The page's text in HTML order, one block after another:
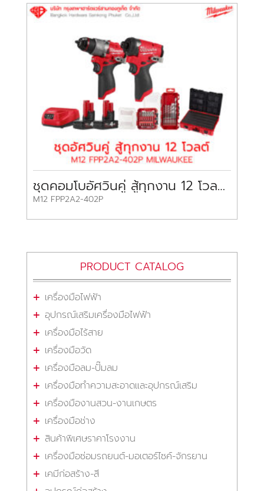
ชุดคอมโบอัศวินคู่ สู้ทุกงาน 12 โวลต์ มิลวอกี้
M12 FPP2A2-402P
PRODUCT CATALOG
เครื่องมือไฟฟ้า
อุปกรณ์เสริมเครื่องมือไฟฟ้า
เครื่องมือไร้สาย
เครื่องมือวัด
เครื่องมือลม-ปั๊มลม
เครื่องมือทำความสะอาดและอุปกรณ์เสริม
เครื่องมืองานสวน-งานเกษตร
เครื่องมือช่าง
สินค้าพิเศษราคาโรงงาน
เครื่องมือซ่อมรถยนต์-มอเตอร์ไซค์-จักรยาน
เคมีก่อสร้าง-สี